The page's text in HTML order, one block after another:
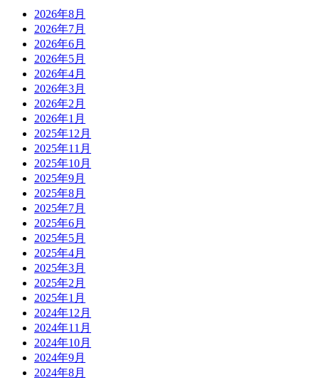
2026年8月
2026年7月
2026年6月
2026年5月
2026年4月
2026年3月
2026年2月
2026年1月
2025年12月
2025年11月
2025年10月
2025年9月
2025年8月
2025年7月
2025年6月
2025年5月
2025年4月
2025年3月
2025年2月
2025年1月
2024年12月
2024年11月
2024年10月
2024年9月
2024年8月